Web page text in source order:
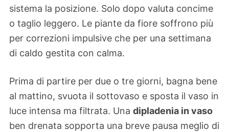
sistema la posizione. Solo dopo valuta concime
o taglio leggero. Le piante da fiore soffrono più
per correzioni impulsive che per una settimana
di caldo gestita con calma.
Prima di partire per due o tre giorni, bagna bene
al mattino, svuota il sottovaso e sposta il vaso in
luce intensa ma filtrata. Una dipladenia in vaso
ben drenata sopporta una breve pausa meglio di